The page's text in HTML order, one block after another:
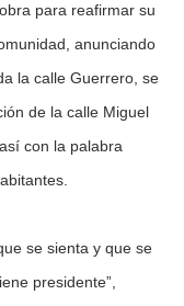
para reafirmar su
anunciando
la calle Guerrero, se
de la calle Miguel
con la palabra
se sienta y que se
presidente”,